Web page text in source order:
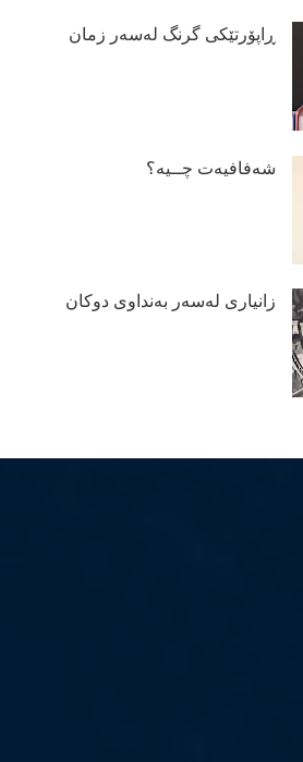
ڕاپۆرتێكی گرنگ لەسەر زمان
شەفافیەت چــیە؟
زانیاری لەسەر بەنداوی دوكان